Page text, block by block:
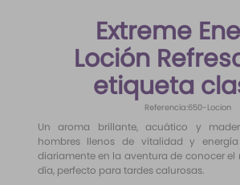
Extreme
Loción
etiqueta
Referencia:650-Locion
Un aroma brillante, acuático y
hombres llenos de vitalidad y
diariamente en la aventura de conocer el
día, perfecto para tardes calurosas.
paris hilton
ariana grande
santal 33